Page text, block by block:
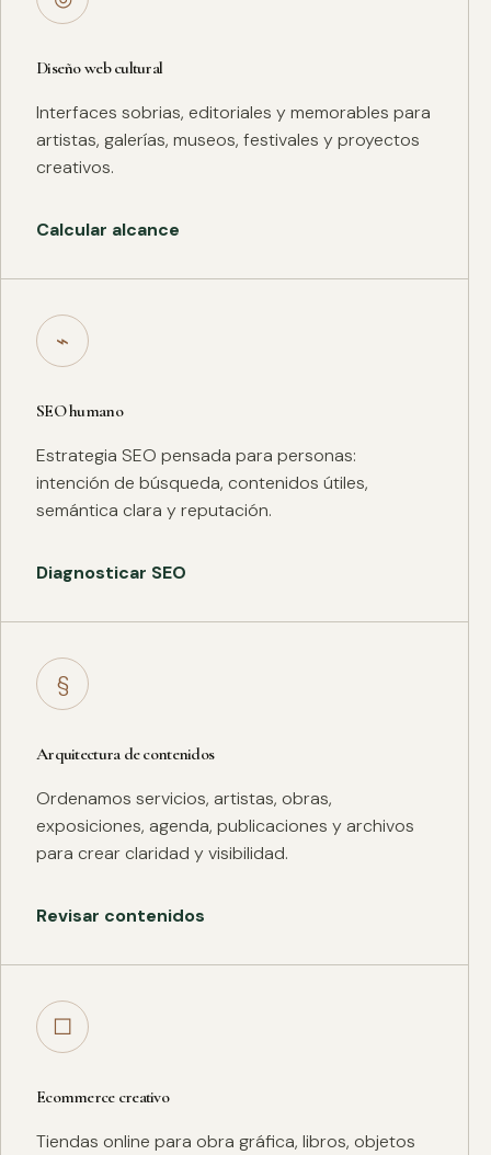
Diseño web cultural
Interfaces sobrias, editoriales y memorables para
artistas, galerías, museos, festivales y proyectos
creativos.
Calcular alcance
⌁
SEO humano
Estrategia SEO pensada para personas:
intención de búsqueda, contenidos útiles,
semántica clara y reputación.
Diagnosticar SEO
§
Arquitectura de contenidos
Ordenamos servicios, artistas, obras,
exposiciones, agenda, publicaciones y archivos
para crear claridad y visibilidad.
Revisar contenidos
□
Ecommerce creativo
Tiendas online para obra gráfica, libros, objetos